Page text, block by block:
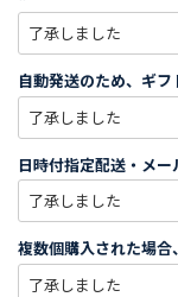
必
須
)
自動発送のため、ギ
日時付指定配送・メー
複数個購入された場合